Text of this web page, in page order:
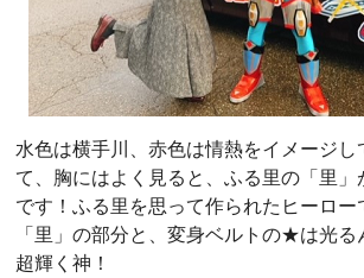
水色は横手川、赤色は情熱をイメージし
て、胸にはよく見ると、ふる里の「里」
です！ふる里を思って作られたヒーロー
「里」の部分と、変身ベルトの★は光
超輝く神！